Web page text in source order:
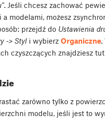
. Jeśli chcesz zachować
a modelami, możesz
przejdź do Ustawienia
-> Styl i wybierz Organiczne
czyszczących znajdziesz
zarówno tylko z
modelu, jeśli jest to